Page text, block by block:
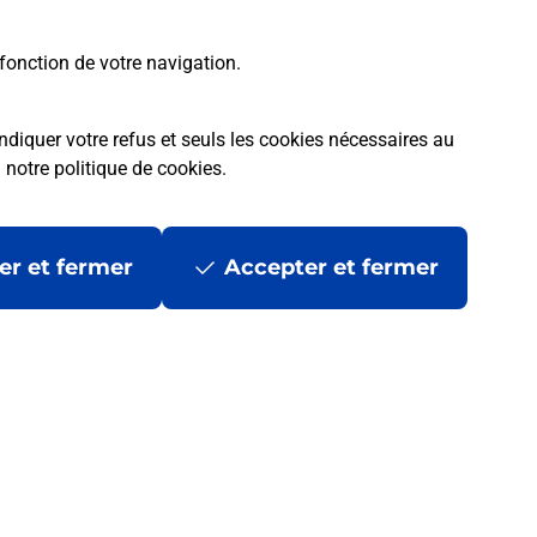
de votre navigation.
votre refus et seuls les cookies nécessaires au
notre politique de cookies.
et fermer Accepter et fermer
?